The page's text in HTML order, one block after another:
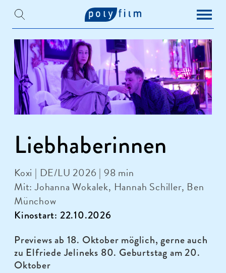
Liebhaberinnen
Koxi | DE/LU 2026 | 98 min
Mit: Johanna Wokalek, Hannah Schiller, Ben
Münchow
Kinostart: 22.10.2026
Previews ab 18. Oktober möglich, gerne auch
zu Elfriede Jelineks 80. Geburtstag am 20.
Oktober